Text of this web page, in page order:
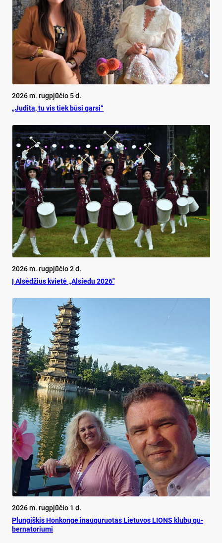
2026 m. rugpjūčio 5 d.
„Judita, tu vis tiek būsi garsi“
2026 m. rugpjūčio 2 d.
Į Alsėdžius kvietė ,,Alsiedu 2026″
2026 m. rugpjūčio 1 d.
Plun­giš­kis Hon­kon­ge inau­gu­ruo­tas Lie­tu­vos LIONS klu­bų gu­
ber­na­to­riu­mi